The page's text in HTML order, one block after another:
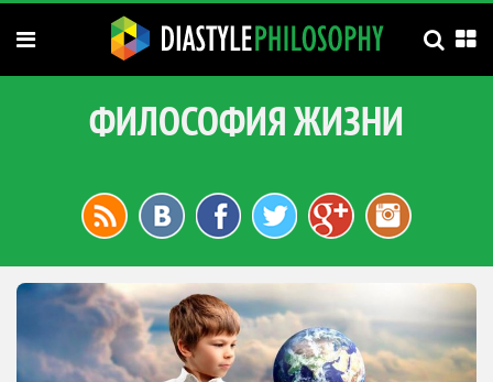
ФИЛОСОФИЯ ЖИЗНИ